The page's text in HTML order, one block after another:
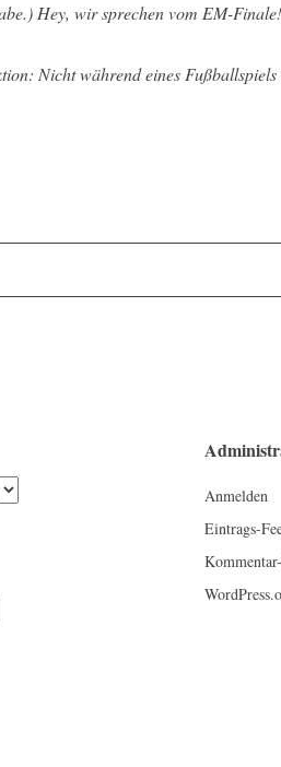
Hey, wir sprechen vom EM-
Nicht während eines
Anmelden
Eintrags-